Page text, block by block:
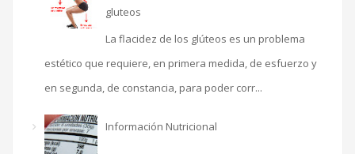
gluteos
La flacidez de los glúteos es un problema
estético que requiere, en primera medida, de esfuerzo y
en segunda, de constancia, para poder corr...
Información Nutricional